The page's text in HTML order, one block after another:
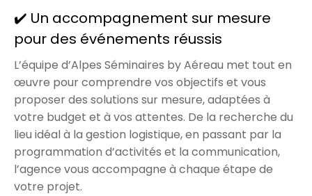
✔️ Un accompagnement sur mesure
pour des événements réussis
L’équipe d’Alpes Séminaires by Aéreau met tout en
œuvre pour comprendre vos objectifs et vous
proposer des solutions sur mesure, adaptées à
votre budget et à vos attentes. De la recherche du
lieu idéal à la gestion logistique, en passant par la
programmation d’activités et la communication,
l’agence vous accompagne à chaque étape de
votre projet.